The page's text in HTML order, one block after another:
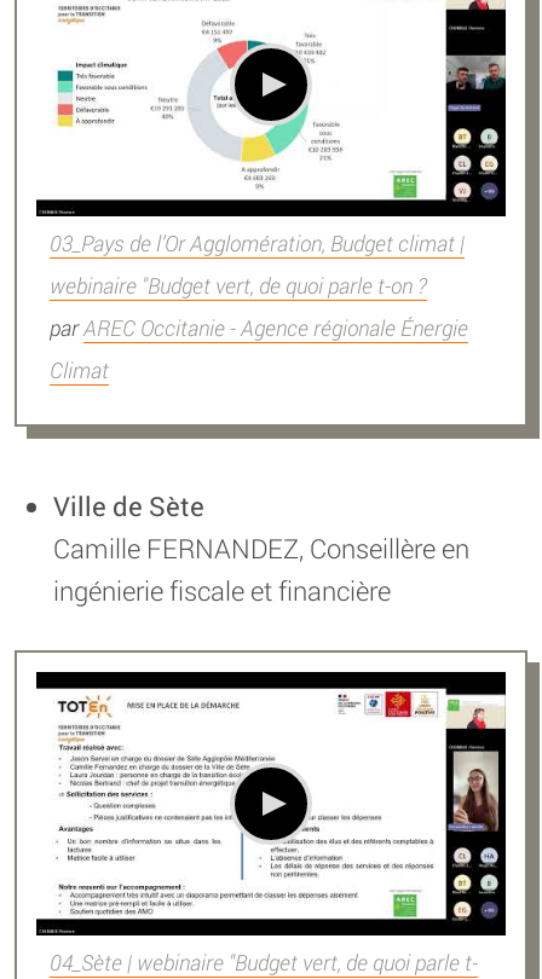
03_Pays de l’Or Agglomération, Budget climat |
webinaire "Budget vert, de quoi parle t-on ?
parAREC Occitanie - Agence régionale Énergie
Climat
Ville de Sète
Camille FERNANDEZ, Conseillère en
ingénierie fiscale et financière
04_Sète | webinaire "Budget vert, de quoi parle t-